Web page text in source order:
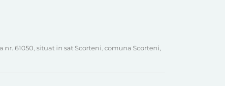
61050, situat in sat Scorteni, comuna Scorteni,